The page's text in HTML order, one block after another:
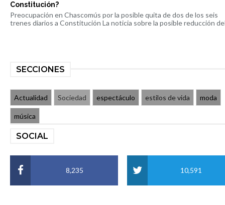
Constitución?
Preocupación en Chascomús por la posible quita de dos de los seis
trenes diarios a Constitución La noticia sobre la posible reducción
SECCIONES
Actualidad Sociedad espectáculo estilos de vida moda
música
SOCIAL
8,235 10,591